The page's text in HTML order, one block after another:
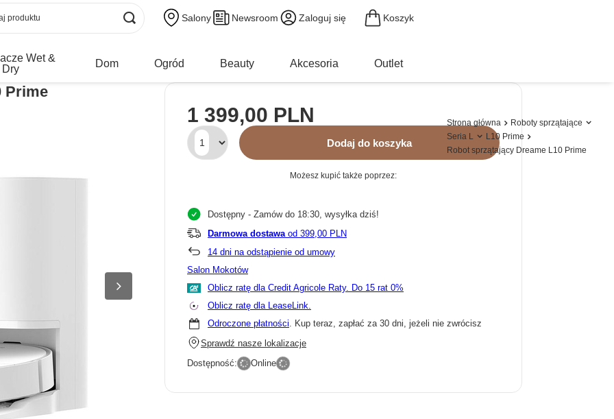
Salony Newsroom Zaloguj się Koszyk
Wet &
Dry
Dom Ogród Beauty Akcesoria Outlet
Strona główna
Roboty sprzątające
Seria L
L10 Prime
Robot sprzątający Dreame L10 Prime
Prime
1 399,00 PLN
Dodaj do koszyka
Możesz kupić także poprzez:
Dostępny - Zamów do 18:30, wysyłka dziś!
Darmowa dostawa od 399,00 PLN
14 dni na odstąpienie od umowy
Salon Mokotów
Oblicz ratę dla Credit Agricole Raty.
Oblicz ratę dla LeaseLink.
Odroczone płatności. Kup teraz, zapłać za 30 dni, jeżeli nie zwrócisz
Sprawdź nasze lokalizacje
Dostępność:
Online